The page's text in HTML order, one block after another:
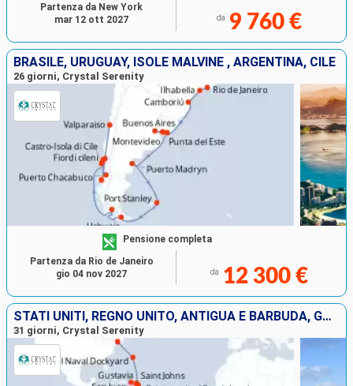
da 9 760 €
Partenza da New York
mar 12 ott 2027
BRASILE, URUGUAY, ISOLE MALVINE , ARGENTINA, CILE
26 giorni, Crystal Serenity
Pensione completa
da 12 300 €
Partenza da Rio de Janeiro
gio 04 nov 2027
STATI UNITI, REGNO UNITO, ANTIGUA E BARBUDA, GUADALUPA, FRANCIA, PORTORICO, SANTA LUCIA, LA TRINIDAD ETOBAGO, BRASILE, URUGUAY, ARGENTINA
31 giorni, Crystal Serenity